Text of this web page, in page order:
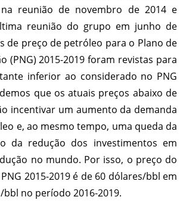
reunião de novembro de 2014 e
reunião do grupo em junho de
de preço de petróleo para o Plano de
(PNG) 2015-2019 foram revistas para
inferior ao considerado no PNG
que os atuais preços abaixo de
incentivar um aumento da demanda
e, ao mesmo tempo, uma queda da
da redução dos investimentos em
no mundo. Por isso, o preço do
2015-2019 é de 60 dólares/bbl em
bbl no período 2016-2019.